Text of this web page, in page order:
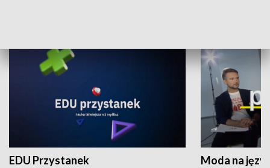
EDU Przystanek Moda na